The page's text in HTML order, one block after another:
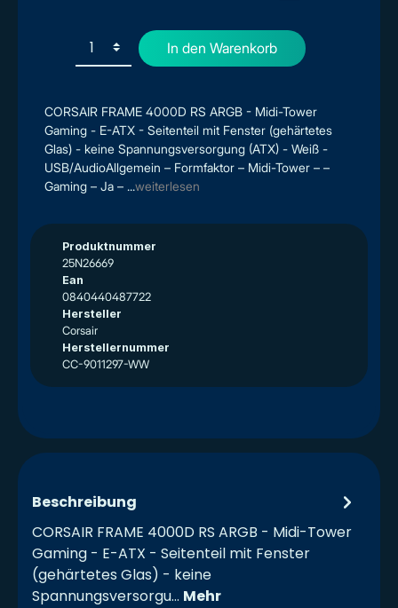
CORSAIR FRAME 4000D RS ARGB - Midi-Tower
Gaming - E-ATX - Seitenteil mit Fenster (gehärtetes
Glas) - keine Spannungsversorgung (ATX) - Weiß -
USB/AudioAllgemein – Formfaktor – Midi-Tower – –
Gaming – Ja – ...weiterlesen
Produktnummer
25N26669
Ean
0840440487722
Hersteller
Corsair
Herstellernummer
CC-9011297-WW
In den Warenkorb
Beschreibung
CORSAIR FRAME 4000D RS ARGB - Midi-Tower
Gaming - E-ATX - Seitenteil mit Fenster
(gehärtetes Glas) - keine
Spannungsversorgu… Mehr